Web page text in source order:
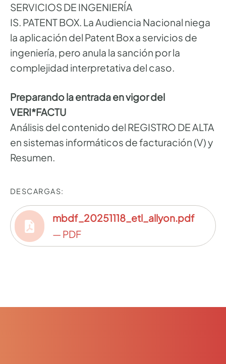
SERVICIOS DE INGENIERÍA
IS. PATENT BOX. La Audiencia Nacional niega
la aplicación del Patent Box a servicios de
ingeniería, pero anula la sanción por la
complejidad interpretativa del caso.
Preparando la entrada en vigor del
VERI*FACTU
Análisis del contenido del REGISTRO DE ALTA
en sistemas informáticos de facturación (V) y
Resumen.
DESCARGAS:
mbdf_20251118_etl_allyon.pdf
— PDF